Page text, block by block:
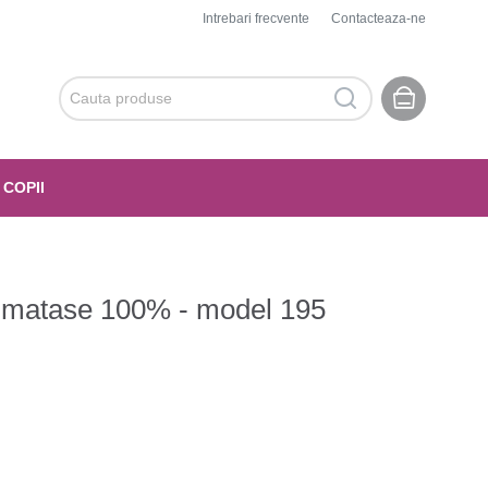
Intrebari frecvente Contacteaza-ne
100% - model 195